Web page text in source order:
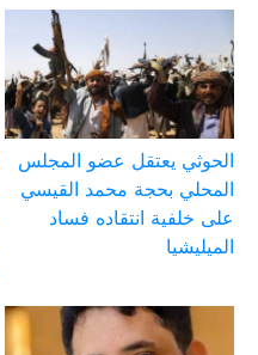
الحوثي يعتقل عضو المجلس
المحلي بحجة محمد القيسي
على خلفية انتقاده فساد
الميليشيا